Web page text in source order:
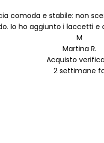
comoda e stabile: non
Io ho aggiunto i laccetti e
M
Martina R.
Acquisto
2 settimane